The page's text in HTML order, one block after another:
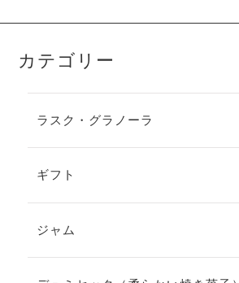
カテゴリー
ラスク・グラノーラ
ギフト
ジャム